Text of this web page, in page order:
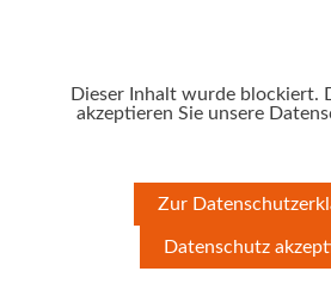
Dieser Inhalt wurde blockiert.
akzeptieren Sie unsere
Zur
Datenschutz